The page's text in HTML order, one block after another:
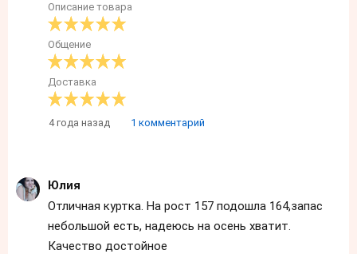
Описание товара
Общение
Доставка
4 года назад 1 комментарий
Юлия
Отличная куртка. На рост 157 подошла 164,запас
небольшой есть, надеюсь на осень хватит.
Качество достойное